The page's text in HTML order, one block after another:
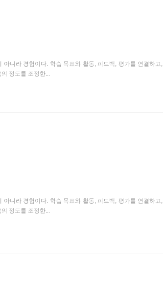
니라 경험이다. 학습 목표와 활동, 피드백, 평가를 연결하고,
정도를 조정한...
니라 경험이다. 학습 목표와 활동, 피드백, 평가를 연결하고,
정도를 조정한...